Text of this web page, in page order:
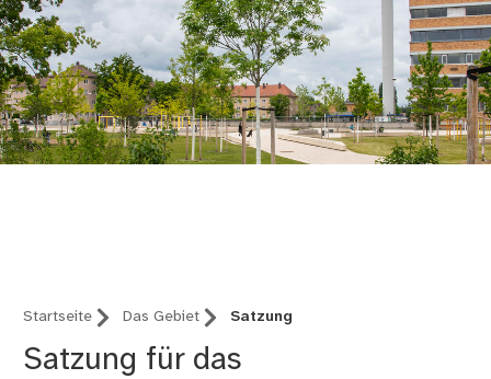
Startseite Das Gebiet Satzung
Satzung für das